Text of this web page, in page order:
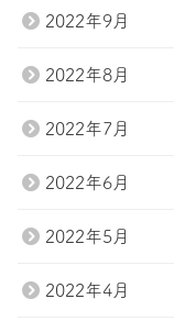
2022年9月
2022年8月
2022年7月
2022年6月
2022年5月
2022年4月